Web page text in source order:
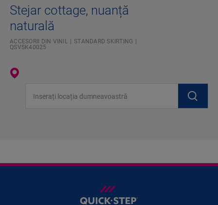
Stejar cottage, nuanță
naturală
ACCESORII DIN VINIL
STANDARD SKIRTING
QSVSK40025